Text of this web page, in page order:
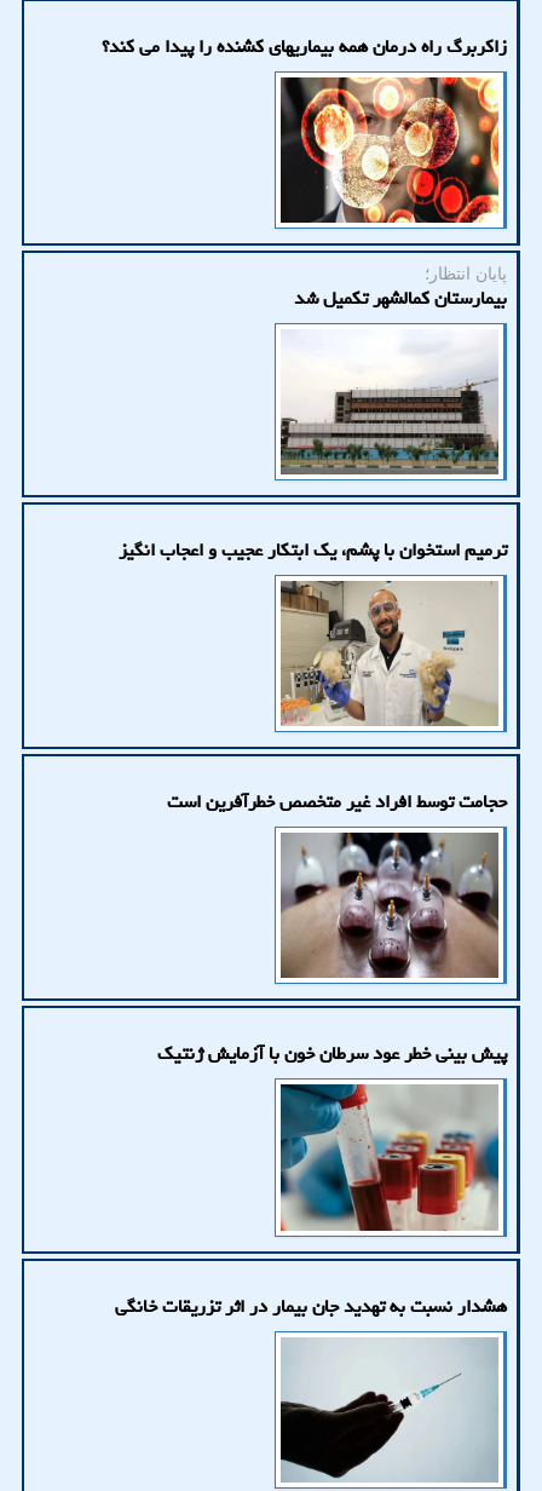
زاکربرگ راه درمان همه بیماریهای کشنده را پیدا می کند؟
پایان انتظار؛
بیمارستان کمالشهر تکمیل شد
ترمیم استخوان با پشم، یک ابتکار عجیب و اعجاب انگیز
حجامت توسط افراد غیر متخصص خطرآفرین است
پیش بینی خطر عود سرطان خون با آزمایش ژنتیک
هشدار نسبت به تهدید جان بیمار در اثر تزریقات خانگی